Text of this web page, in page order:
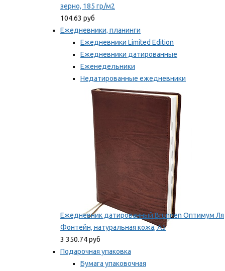
зерно, 185 гр/м2
104.63 руб
Ежедневники, планинги
Ежедневники Limited Edition
Ежедневники датированные
Еженедельники
Недатированные ежедневники
Планинги
Мы рекомендуем
Ежедневник датированный Brunnen Оптимум Ля
Фонтейн, натуральная кожа, А5
3 350.74 руб
Подарочная упаковка
Бумага упаковочная